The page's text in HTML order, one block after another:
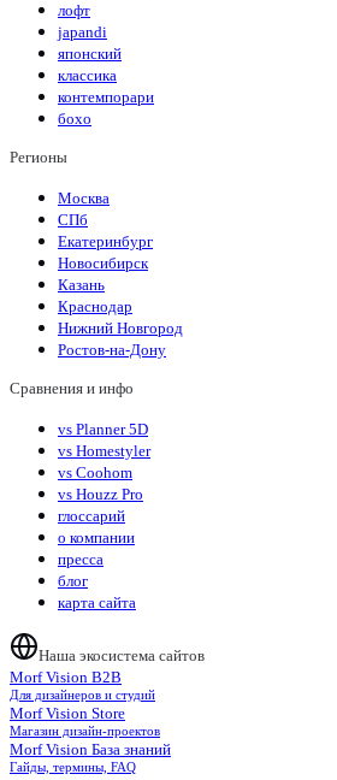
лофт
japandi
японский
классика
контемпорари
бохо
Регионы
Москва
СПб
Екатеринбург
Новосибирск
Казань
Краснодар
Нижний Новгород
Ростов-на-Дону
Сравнения и инфо
vs Planner 5D
vs Homestyler
vs Coohom
vs Houzz Pro
глоссарий
о компании
пресса
блог
карта сайта
Наша экосистема сайтов
Morf Vision B2B
Для дизайнеров и студий
Morf Vision Store
Магазин дизайн-проектов
Morf Vision База знаний
Гайды, термины, FAQ